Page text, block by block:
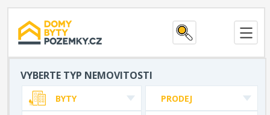
VYBERTE TYP NEMOVITOSTI
PRODEJ
BYTY